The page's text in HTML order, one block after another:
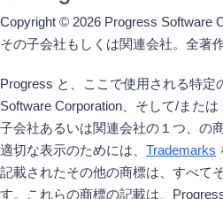
Copyright © 2026 Progress Software
その子会社もしくは関連会社。全著
Progress と、ここで使用される特定
Software Corporation、そして/また
子会社あるいは関連会社の１つ、の
適切な表示のためには、 Trademarks
記載されたその他の商標は、すべて
す。これらの商標の記載は、